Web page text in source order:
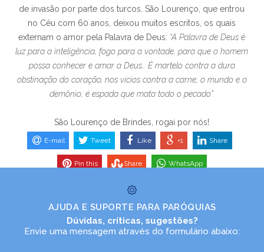
de invasão por parte dos turcos. São Lourenço, que entrou
no Céu com 60 anos, deixou muitos escritos, os quais
externam o amor pela Palavra de Deus: “A Palavra de Deus é
luz para a inteligência, fogo para a vontade, para que o homem
possa conhecer e amar a Deus… É martelo contra a dura
obstinação do coração, nos vícios contra a carne, o mundo e o
demônio; é espada que mata todo o pecado”.
São Lourenço de Brindes, rogai por nós!
E-mail Tweet Like +1 Share
Pin this Share WhatsApp
AJUDA E SUPORTE PARA PARÓQUIAS
Dúvidas, críticas, sugestões?
Envie uma mensagem através do formulário abaixo: